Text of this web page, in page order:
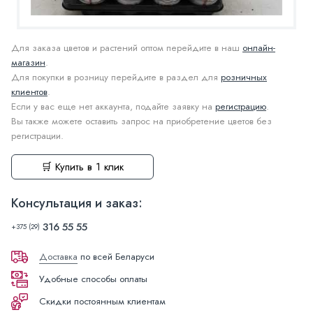
Для заказа цветов и растений оптом перейдите в наш онлайн-
магазин.
Для покупки в розницу перейдите в раздел для розничных
клиентов.
Если у вас еще нет аккаунта, подайте заявку на регистрацию.
Вы также можете оставить запрос на приобретение цветов без
регистрации.
🛒 Купить в 1 клик
Консультация и заказ:
+375 (29) 316 55 55
Доставка по всей Беларуси
Удобные способы оплаты
Скидки постоянным клиентам